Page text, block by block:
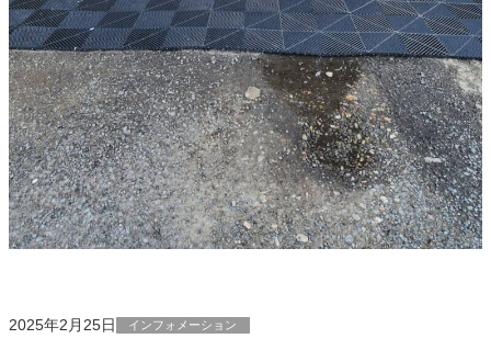
2025年2月25日 インフォメーション